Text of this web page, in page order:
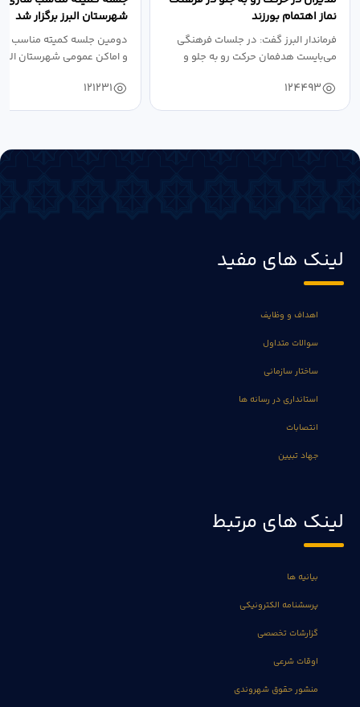
نماز اهتمام بورزند
فرماندار البرز گفت: در جلسات فرهنگی
می‌بایست هدفمان حرکت رو به جلو و
124493
شهرستان البرز برگزار شد
دومین جلسه کمیته مناسب
و اماکن عمومی شهرستان
121231
لینک های مفید
اهداف و وظایف
سوالات متداول
ساختار سازمانی
استانداری در رسانه ها
انتصابات
جهاد تبیین
لینک های مرتبط
بیانیه ها
پرسشنامه الکترونیکی
گزارشات تخصصی
اوقات شرعی
منشور حقوق شهروندی